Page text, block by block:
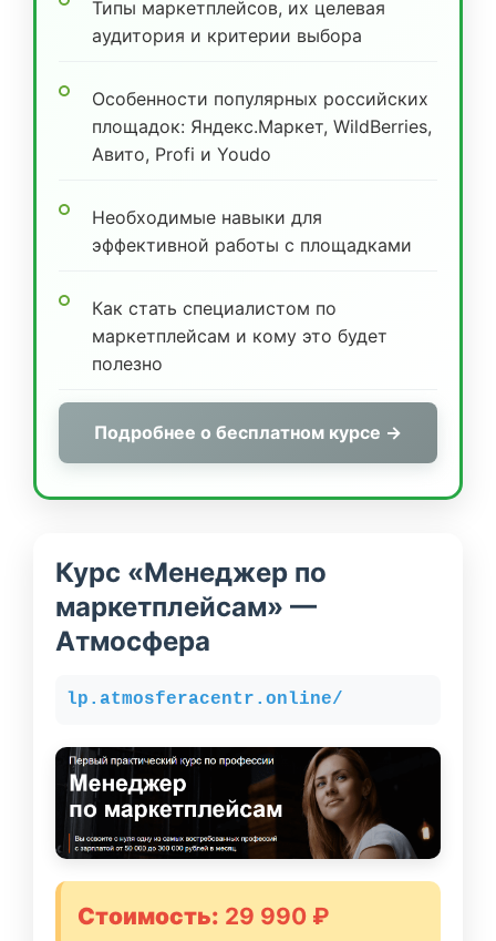
Типы маркетплейсов, их целевая
аудитория и критерии выбора
Особенности популярных российских
площадок: Яндекс.Маркет, WildBerries,
Авито, Profi и Youdo
Необходимые навыки для
эффективной работы с площадками
Как стать специалистом по
маркетплейсам и кому это будет
полезно
Подробнее о бесплатном курсе →
Курс «Менеджер по
маркетплейсам» —
Атмосфера
lp.atmosferacentr.online/
Стоимость: 29 990 ₽